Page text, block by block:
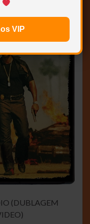
VIP
(DUBLAGEM